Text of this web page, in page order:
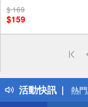
$ 169
$159
活動快訊
偏遠
得
熱
銀